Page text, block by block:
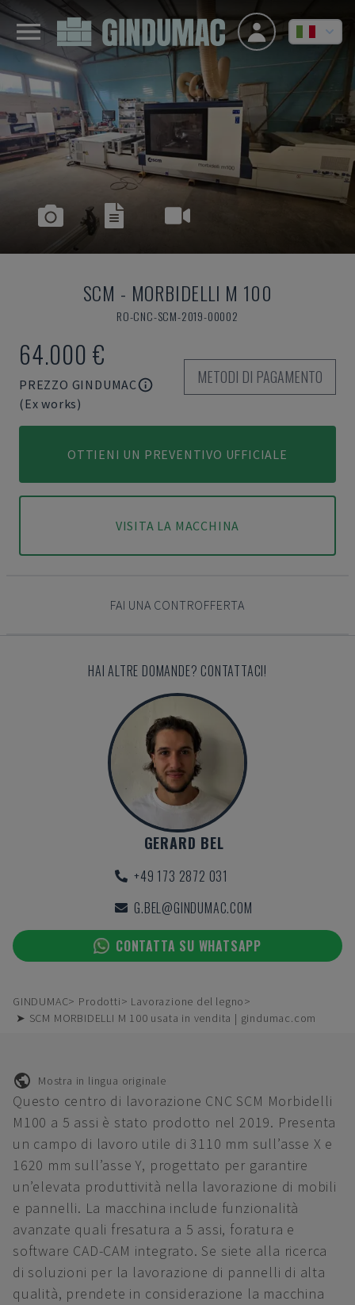
SCM - MORBIDELLI M 100
RO-CNC-SCM-2019-00002
64.000 €
PREZZO GINDUMAC
(Ex works)
METODI DI PAGAMENTO
OTTIENI UN PREVENTIVO UFFICIALE
VISITA LA MACCHINA
FAI UNA CONTROFFERTA
HAI ALTRE DOMANDE? CONTATTACI!
GERARD BEL
+49 173 2872 031
G.BEL@GINDUMAC.COM
CONTATTA SU WHATSAPP
GINDUMAC Prodotti
Lavorazione del legno
➤ SCM MORBIDELLI M 100 usata in vendita | gindumac.com
Mostra in lingua originale
Questo centro di lavorazione CNC SCM Morbidelli
M100 a 5 assi è stato prodotto nel 2019. Presenta
un campo di lavoro utile di 3110 mm sull’asse X e
1620 mm sull’asse Y, progettato per garantire
un’elevata produttività nella lavorazione di mobili
e pannelli. La macchina include funzionalità
avanzate quali fresatura a 5 assi, foratura e
software CAD-CAM integrato. Se siete alla ricerca
di soluzioni per la lavorazione di pannelli di alta
qualità, prendete in considerazione la macchina